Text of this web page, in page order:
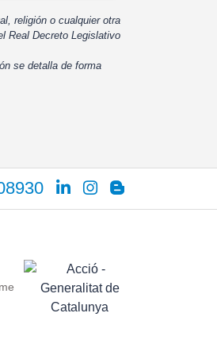
religión o cualquier otra
Real Decreto Legislativo
se detalla de forma